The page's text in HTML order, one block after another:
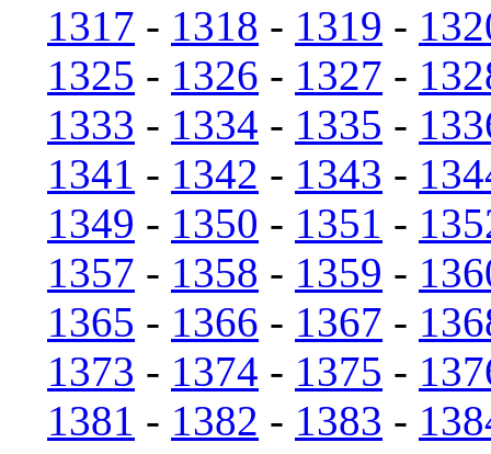
1317 - 1318 - 1319 -
1325 - 1326 - 1327 -
1333 - 1334 - 1335 -
1341 - 1342 - 1343 -
1349 - 1350 - 1351 -
1357 - 1358 - 1359 -
1365 - 1366 - 1367 -
1373 - 1374 - 1375 -
1381 - 1382 - 1383 -